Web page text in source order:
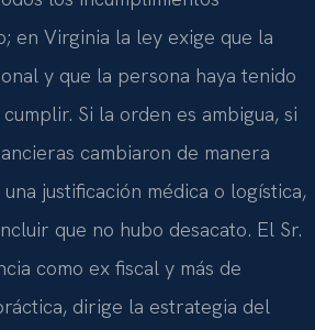
en Virginia la ley exige que la
y que la persona haya tenido
Si la orden es ambigua, si
cambiaron de manera
justificación médica o logística,
que no hubo desacato. El Sr.
como ex fiscal y más de
dirige la estrategia del